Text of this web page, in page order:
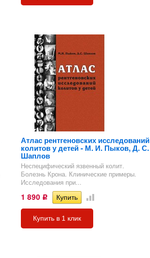
Атлас рентгеновских исследований
колитов у детей - М. И. Пыков, Д. С.
Шаплов
Неспецифический язвенный колит.
Болезнь Крона. Клинические примеры.
Исследования при...
1 890 Р
Купить в 1 клик